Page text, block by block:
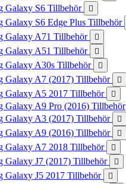
Galaxy S6 Tillbehör 
Galaxy S6 Edge Plus Tillbehör
Galaxy A71 Tillbehör 
Galaxy A51 Tillbehör 
Galaxy A30s Tillbehör 
Galaxy A7 (2017) Tillbehör 
Galaxy A5 2017 Tillbehör 
Galaxy A9 Pro (2016) Tillbehör
Galaxy A3 (2017) Tillbehör

Galaxy A9 (2016) Tillbehör 
Galaxy A7 2018 Tillbehör 
Galaxy J7 (2017) Tillbehör 
Galaxy J5 2017 Tillbehör 